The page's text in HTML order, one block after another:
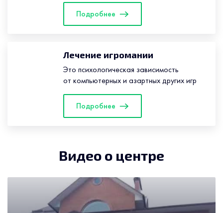
Подробнее
Лечение игромании
Это психологическая зависимость
от компьютерных и азартных других игр
Подробнее
Видео о центре